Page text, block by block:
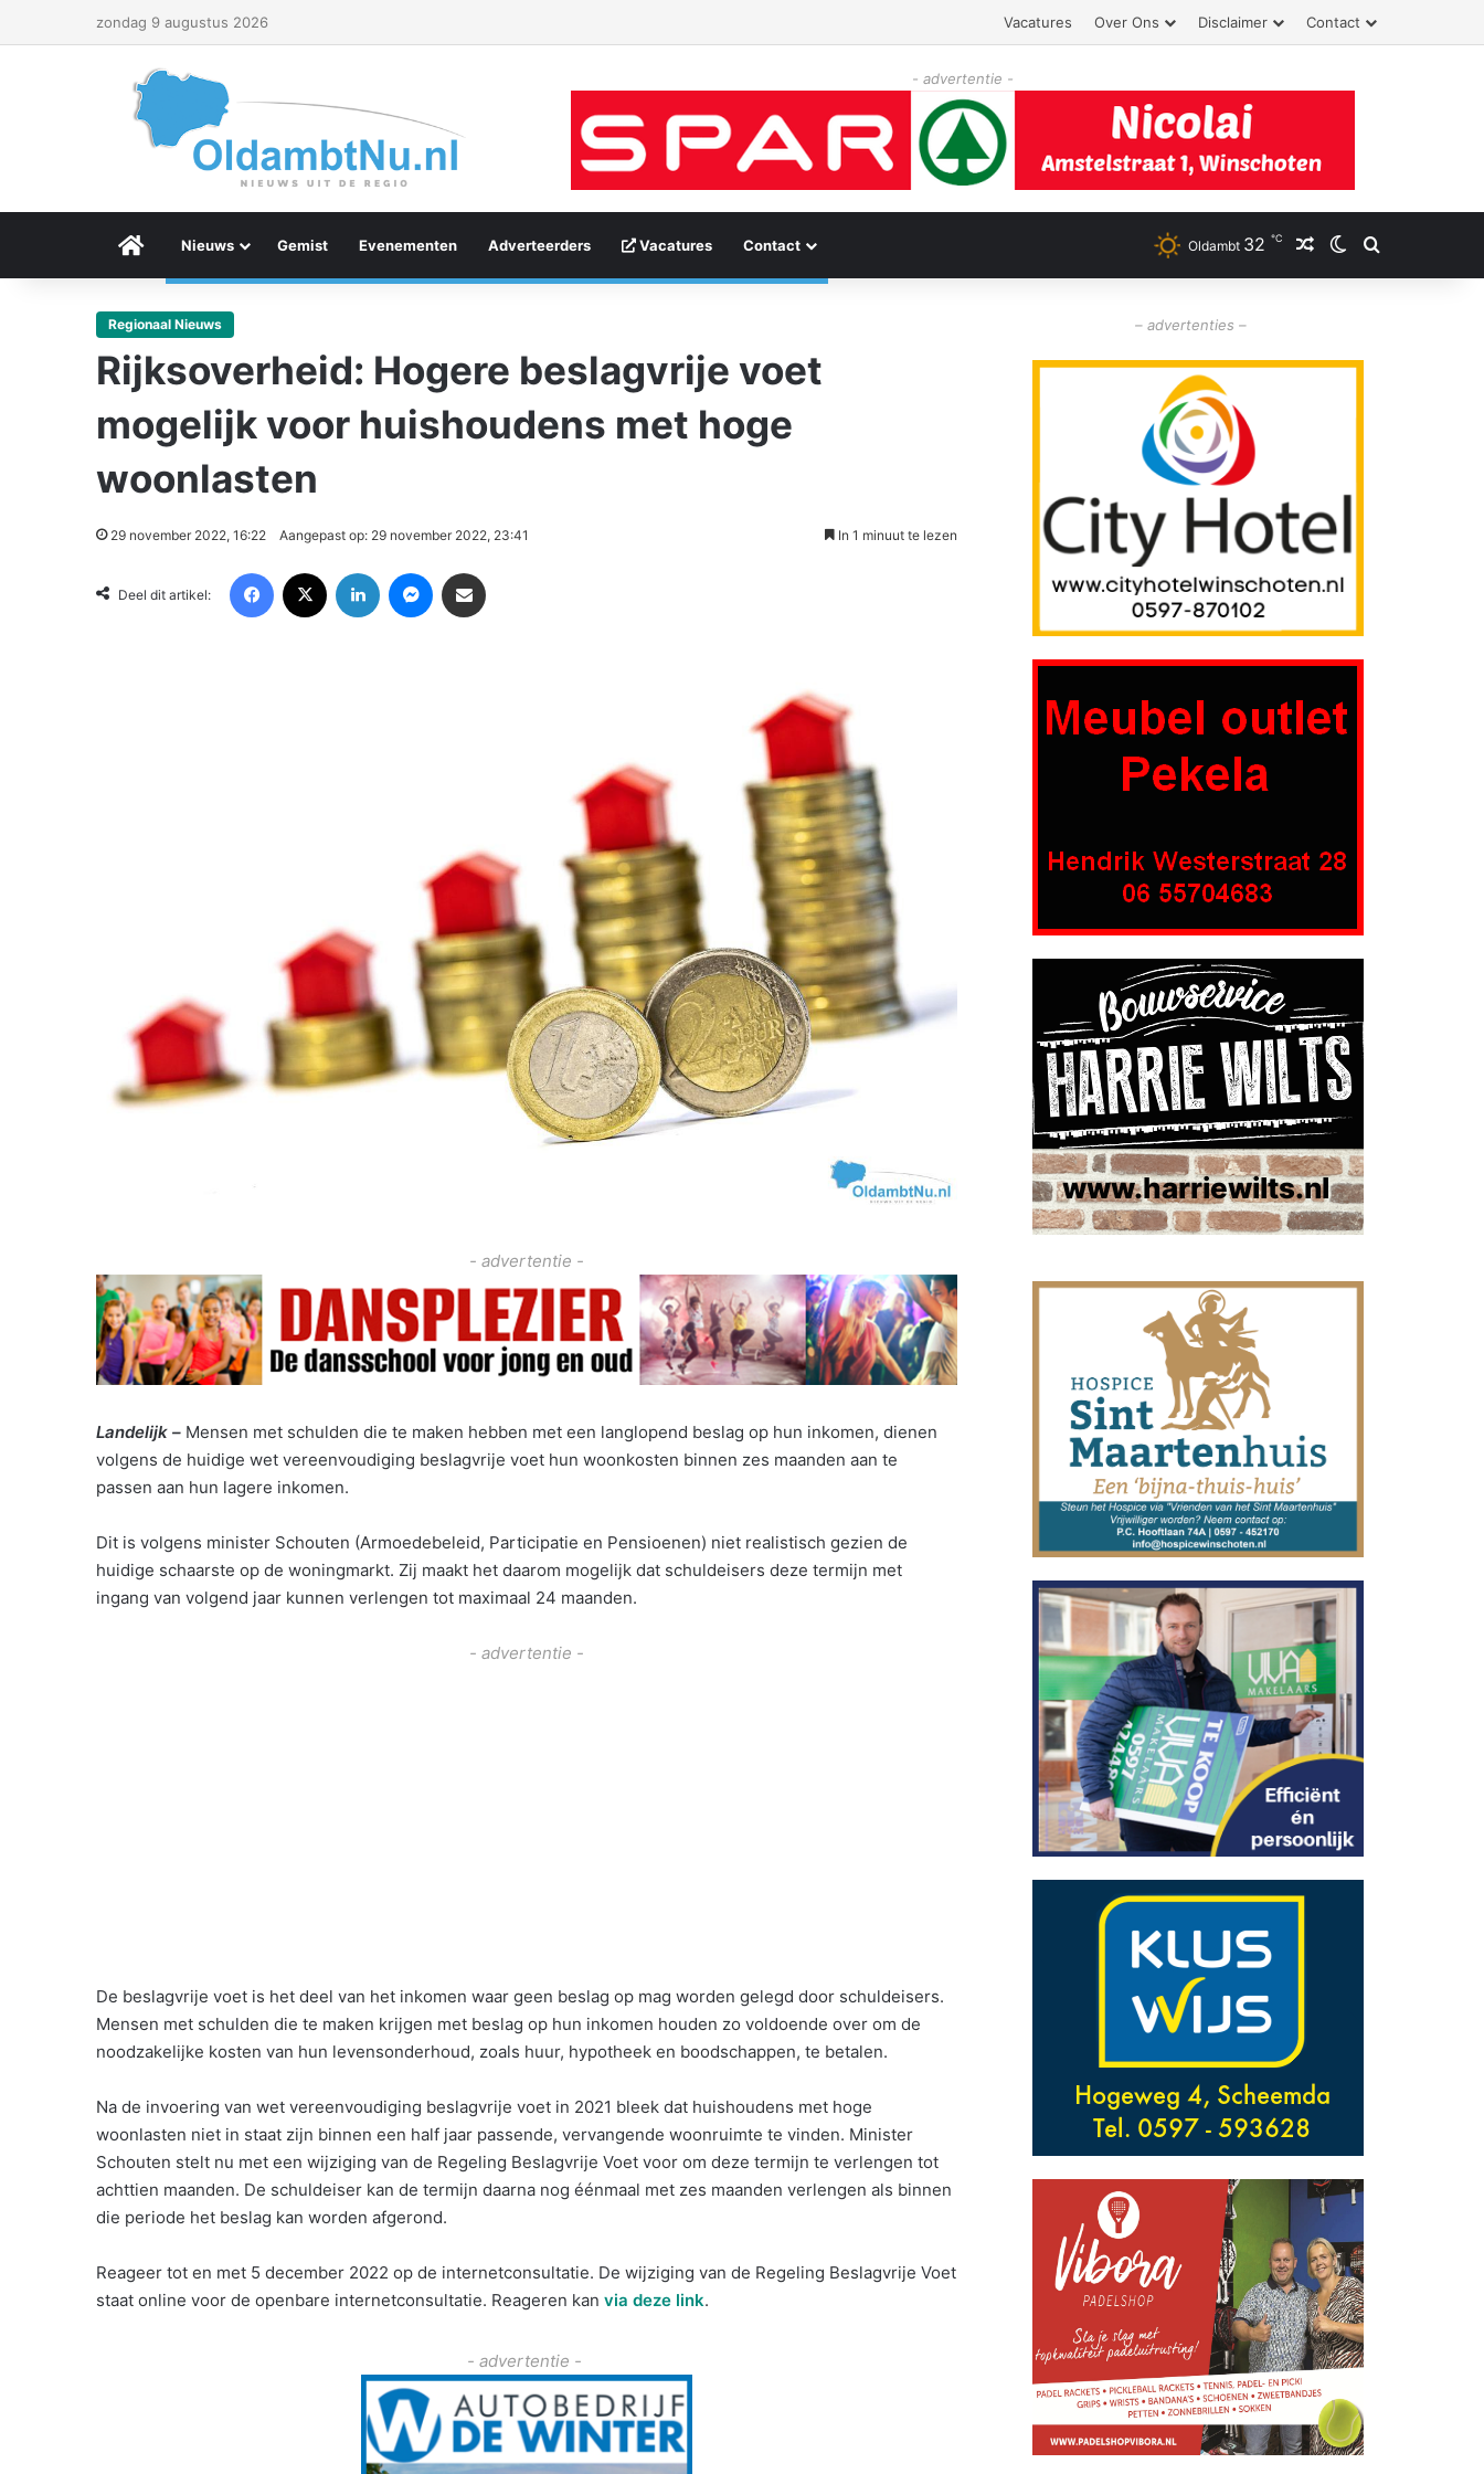
zondag 9 augustus 2026 Vacatures Over Ons Disclaimer Contact
- advertentie -
Menu Item
Nieuws Gemist Evenementen Adverteerders Vacatures Contact Oldambt 32 ℃ Willekeurig artikel
Switch skin
Zoeken
Regionaal Nieuws
Rijksoverheid: Hogere beslagvrije voet
mogelijk voor huishoudens met hoge
woonlasten
29 november 2022, 16:22 Aangepast op: 29 november 2022, 23:41 In 1 minuut te lezen
Deel dit artikel:
- advertentie -
Landelijk – Mensen met schulden die te maken hebben met een langlopend beslag op hun inkomen, dienen
volgens de huidige wet vereenvoudiging beslagvrije voet hun woonkosten binnen zes maanden aan te
passen aan hun lagere inkomen.
Dit is volgens minister Schouten (Armoedebeleid, Participatie en Pensioenen) niet realistisch gezien de
huidige schaarste op de woningmarkt. Zij maakt het daarom mogelijk dat schuldeisers deze termijn met
ingang van volgend jaar kunnen verlengen tot maximaal 24 maanden.
- advertentie -
De beslagvrije voet is het deel van het inkomen waar geen beslag op mag worden gelegd door schuldeisers.
Mensen met schulden die te maken krijgen met beslag op hun inkomen houden zo voldoende over om de
noodzakelijke kosten van hun levensonderhoud, zoals huur, hypotheek en boodschappen, te betalen.
Na de invoering van wet vereenvoudiging beslagvrije voet in 2021 bleek dat huishoudens met hoge
woonlasten niet in staat zijn binnen een half jaar passende, vervangende woonruimte te vinden. Minister
Schouten stelt nu met een wijziging van de Regeling Beslagvrije Voet voor om deze termijn te verlengen tot
achttien maanden. De schuldeiser kan de termijn daarna nog éénmaal met zes maanden verlengen als binnen
die periode het beslag kan worden afgerond.
Reageer tot en met 5 december 2022 op de internetconsultatie. De wijziging van de Regeling Beslagvrije Voet
staat online voor de openbare internetconsultatie. Reageren kan via deze link.
- advertentie -
– advertenties –